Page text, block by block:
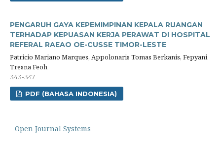
PENGARUH GAYA KEPEMIMPINAN KEPALA RUANGAN
TERHADAP KEPUASAN KERJA PERAWAT DI HOSPITAL
REFERAL RAEAO OE-CUSSE TIMOR-LESTE
Patricio Mariano Marques, Appolonaris Tomas Berkanis, Fepyani
Tresna Feoh
343-347
PDF (BAHASA INDONESIA)
Open Journal Systems